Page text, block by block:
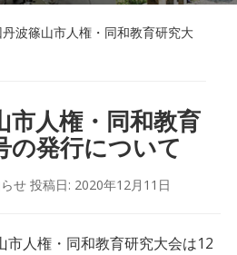
波篠山市人権・同和教育研究大
市人権・同和教育
の発行について
せ投稿日: 2020年12月11日
市人権・同和教育研究大会は12